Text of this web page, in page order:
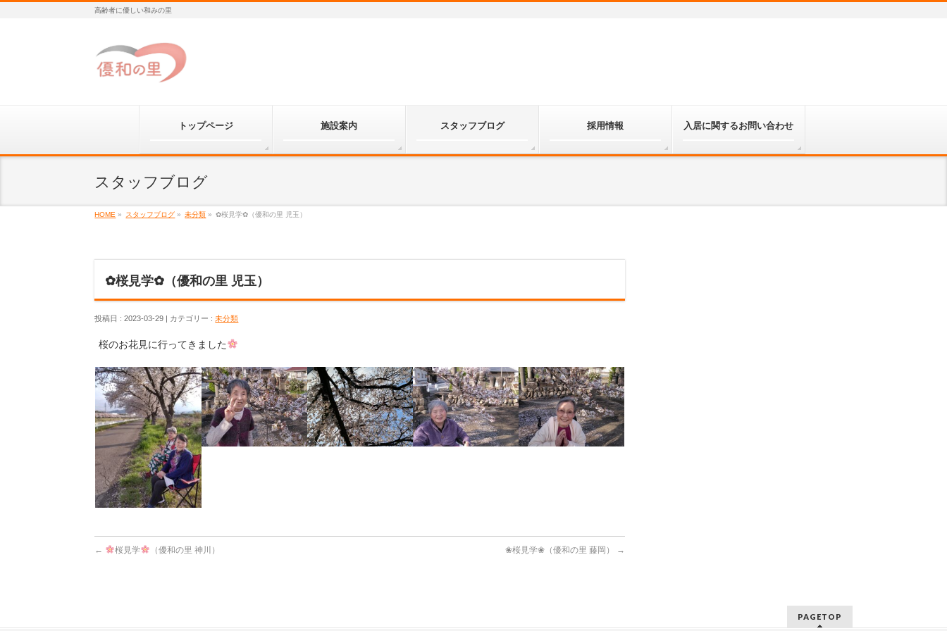
高齢者に優しい和みの里
トップページ 施設案内 スタッフブログ 採用情報 入居に関するお問い合わせ
スタッフブログ
HOME » スタッフブログ » 未分類 » ✿桜見学✿（優和の里 児玉）
✿桜見学✿（優和の里 児玉）
投稿日 : 2023-03-29 カテゴリー :未分類
桜のお花見に行ってきました
← 桜見学 （優和の里 神川） ❀桜見学❀（優和の里 藤岡） →
PAGETOP